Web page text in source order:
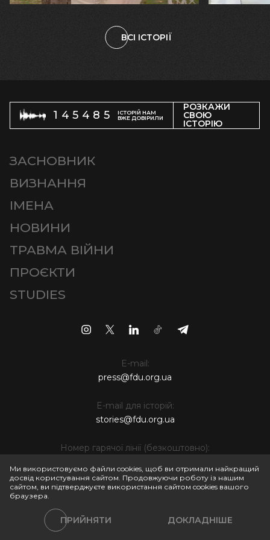
ВСІ ІСТОРІЇ
145485
ІСТОРІЙ НАМ
ВЖЕ ДОВІРИЛИ
РОЗКАЖИ
СВОЮ
ІСТОРІЮ
ЗАСНОВНИК
ВИЗНАННЯ
ІМЕНА
НОВИНИ
ТРАВМА ВІЙНИ
ПРОЄКТИ
STUDIES
E-mail:
press@fdu.org.ua
E-mail для історій:
stories@fdu.org.ua
Номер гарячої лінії (безкоштовно):
Всі права захищені © 2024 БО "Фонд Ріната Ахметова
Правила використання матеріалів веб-сайту
Ми використовуємо файли cookies, щоб ви отримали найкращий
досвід користування сайтом. Продовжуючи роботу із нашим
сайтом, ви підтверджуєте використання сайтом cookies вашого
браузера.
ПРИЙНЯТИ ДОКЛАДНІШЕ
Політики сайту